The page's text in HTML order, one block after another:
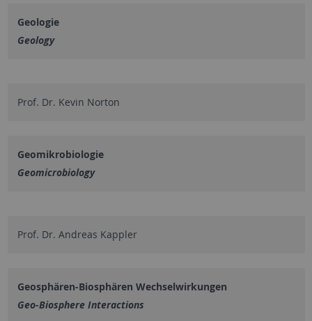
Geologie
Geology
Prof. Dr. Kevin Norton
Geomikrobiologie
Geomicrobiology
Prof. Dr. Andreas Kappler
Geosphären-Biosphären Wechselwirkungen
Geo-Biosphere Interactions